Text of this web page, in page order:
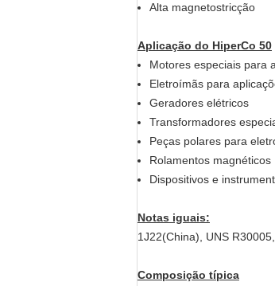
Alta magnetostricção
Aplicação do HiperCo 50
Motores especiais para
Eletroímãs para
Geradores elétricos
Transformadores
Peças polares para
Rolamentos magnéticos
Dispositivos e
Notas iguais:
1J22(China), UNS
Composição típica